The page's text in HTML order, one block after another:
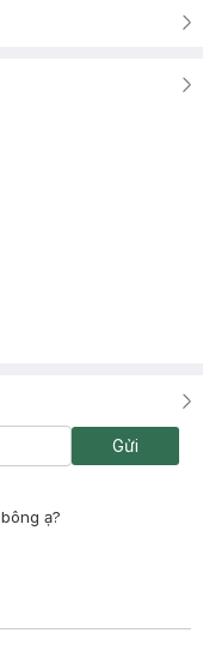
Gửi
ạ?